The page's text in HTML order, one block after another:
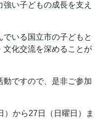
い子どもの成長を支え
いる国立市の子どもと
文化交流を深めることが
ですので、是非ご参加
から27日（日曜日）ま